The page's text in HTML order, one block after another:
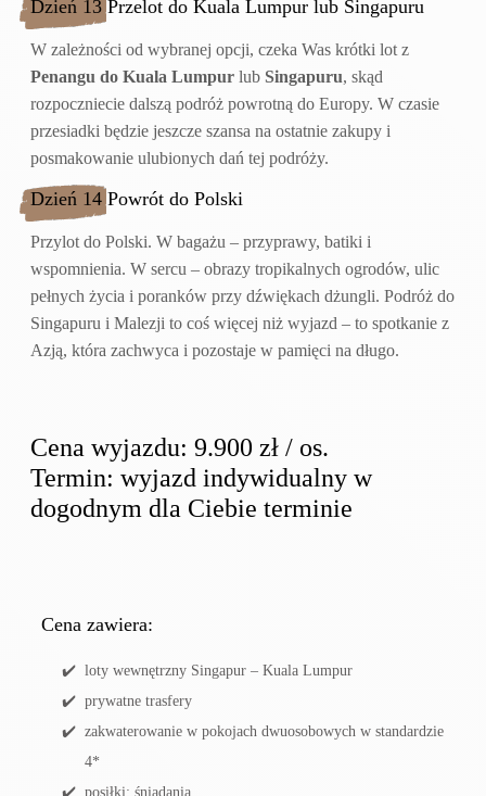
Dzień 13 Przelot do Kuala Lumpur lub Singapuru
W zależności od wybranej opcji, czeka Was krótki lot z
Penangu do Kuala Lumpur lub Singapuru, skąd
rozpoczniecie dalszą podróż powrotną do Europy. W czasie
przesiadki będzie jeszcze szansa na ostatnie zakupy i
posmakowanie ulubionych dań tej podróży.
Dzień 14 Powrót do Polski
Przylot do Polski. W bagażu – przyprawy, batiki i
wspomnienia. W sercu – obrazy tropikalnych ogrodów, ulic
pełnych życia i poranków przy dźwiękach dżungli. Podróż do
Singapuru i Malezji to coś więcej niż wyjazd – to spotkanie z
Azją, która zachwyca i pozostaje w pamięci na długo.
Cena wyjazdu: 9.900 zł / os.
Termin: wyjazd indywidualny w
dogodnym dla Ciebie terminie
Cena zawiera:
loty wewnętrzny Singapur – Kuala Lumpur
prywatne trasfery
zakwaterowanie w pokojach dwuosobowych w standardzie
4*
posiłki: śniadania